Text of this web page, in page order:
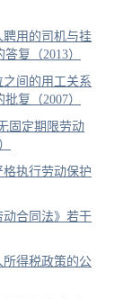
用的司机与挂
复（2013）
间的用工关系
复（2007）
固定期限劳动
执行劳动保护
动合同法》若干
得税政策的公